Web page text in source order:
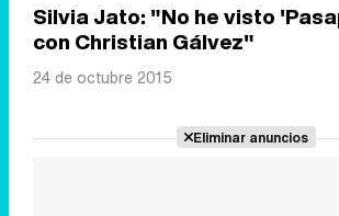
Silvia Jato: "No he visto
con Christian Gálvez"
24 de octubre 2015
Eliminar anuncios